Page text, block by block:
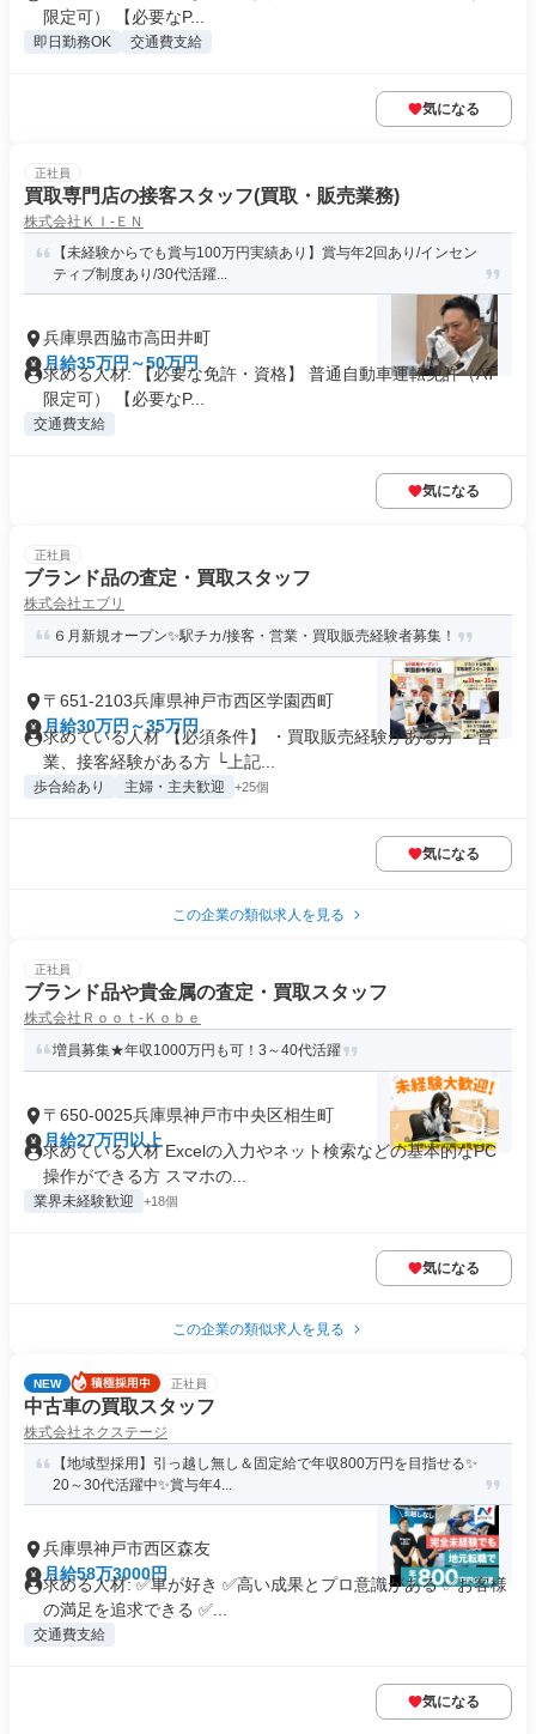
限定可） 【必要なP...
即日勤務OK 交通費支給
気になる
正社員
買取専門店の接客スタッフ(買取・販売業務)
株式会社ＫＩ‐ＥＮ
【未経験からでも賞与100万円実績あり】賞与年2回あり/インセン
ティブ制度あり/30代活躍...
兵庫県西脇市高田井町
月給35万円～50万円
求める人材: 【必要な免許・資格】 普通自動車運転免許（AT
限定可） 【必要なP...
交通費支給
気になる
正社員
ブランド品の査定・買取スタッフ
株式会社エブリ
６月新規オープン✨駅チカ/接客・営業・買取販売経験者募集！
〒651-2103兵庫県神戸市西区学園西町
月給30万円～35万円
求めている人材 【必須条件】 ・買取販売経験がある方 ・営
業、接客経験がある方 └上記...
歩合給あり 主婦・主夫歓迎 +25個
気になる
この企業の類似求人を見る
正社員
ブランド品や貴金属の査定・買取スタッフ
株式会社Ｒｏｏｔ‐Ｋｏｂｅ
増員募集★年収1000万円も可！3～40代活躍
〒650-0025兵庫県神戸市中央区相生町
月給27万円以上
求めている人材 Excelの入力やネット検索などの基本的なPC
操作ができる方 スマホの...
業界未経験歓迎 +18個
気になる
この企業の類似求人を見る
NEW 正社員
中古車の買取スタッフ
株式会社ネクステージ
【地域型採用】引っ越し無し＆固定給で年収800万円を目指せる✨
20～30代活躍中✨賞与年4...
兵庫県神戸市西区森友
月給58万3000円
求める人材: ✅車が好き ✅高い成果とプロ意識がある ✅お客様
の満足を追求できる ✅...
交通費支給
気になる